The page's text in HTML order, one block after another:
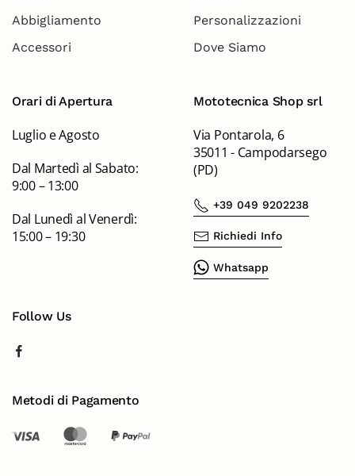
Abbigliamento
Accessori
Personalizzazioni
Dove Siamo
Orari di Apertura
Luglio e Agosto
Dal Martedì al Sabato:
9:00 – 13:00
Dal Lunedì al Venerdì:
15:00 – 19:30
Mototecnica Shop srl
Via Pontarola, 6
35011 - Campodarsego
(PD)
+39 049 9202238
Richiedi Info
Whatsapp
Follow Us
Metodi di Pagamento